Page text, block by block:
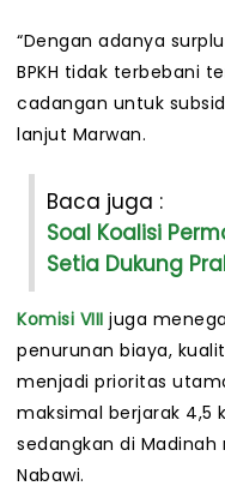
“Dengan adanya
BPKH tidak terbebani
cadangan untuk
lanjut Marwan.
Baca juga :
Soal Koalisi
Setia Dukung
Komisi VIII juga
penurunan biaya,
menjadi prioritas
maksimal berjarak 4,5
sedangkan di Madinah
Nabawi.